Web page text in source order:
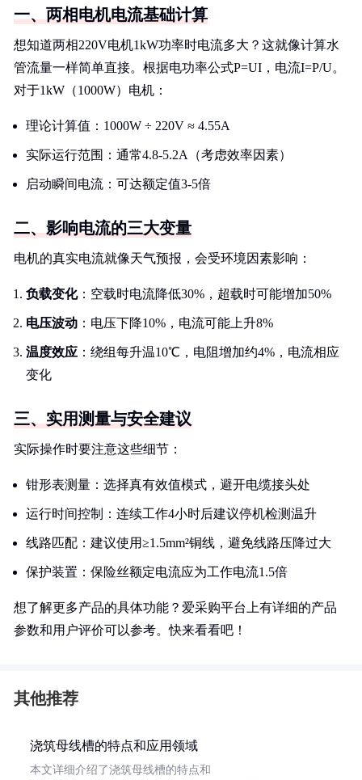
一、两相电机电流基础计算
想知道两相220V电机1kW功率时电流多大？这就像计算水
管流量一样简单直接。根据电功率公式P=UI，电流I=P/U。
对于1kW（1000W）电机：
理论计算值：1000W ÷ 220V ≈ 4.55A
实际运行范围：通常4.8-5.2A（考虑效率因素）
启动瞬间电流：可达额定值3-5倍
二、影响电流的三大变量
电机的真实电流就像天气预报，会受环境因素影响：
负载变化：空载时电流降低30%，超载时可能增加50%
电压波动 ：电压下降10%，电流可能上升8%
温度效应 ：绕组每升温10℃，电阻增加约4%，电流相应
变化
三、实用测量与安全建议
实际操作时要注意这些细节：
钳形表测量：选择真有效值模式，避开电缆接头处
运行时间控制：连续工作4小时后建议停机检测温升
线路匹配：建议使用≥1.5mm²铜线，避免线路压降过大
保护装置：保险丝额定电流应为工作电流1.5倍
想了解更多产品的具体功能？爱采购平台上有详细的产品
参数和用户评价可以参考。快来看看吧！
其他推荐
浇筑母线槽的特点和应用领域
本文详细介绍了浇筑母线槽的特点和